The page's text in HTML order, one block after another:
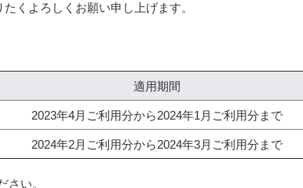
くよろしくお願い申し上げます。
適用期間
2023年4月ご利用分から2024年1月ご利用分まで
2024年2月ご利用分から2024年3月ご利用分まで
さい。